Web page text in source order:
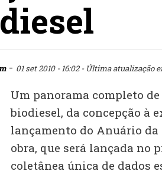
- 01 set 2010 - 16:02- Última atualização
Um panorama completo
biodiesel, da concepção à
lançamento do Anuário
obra, que será lançada no
coletânea única de dados